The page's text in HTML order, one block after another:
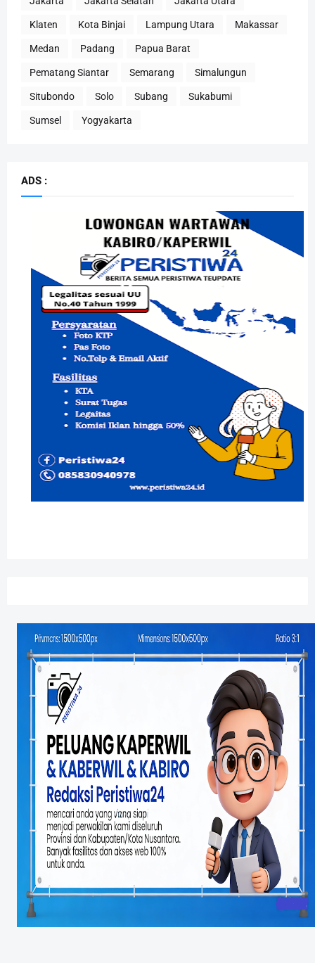
Klaten Kota Binjai Lampung Utara Makassar
Medan Padang Papua Barat
Pematang Siantar Semarang Simalungun
Situbondo Solo Subang Sukabumi
Sumsel Yogyakarta
ADS :